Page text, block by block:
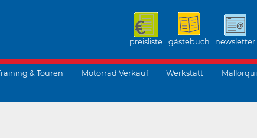
preisliste gästebuch newsletter
& Touren Motorrad Verkauf Werkstatt